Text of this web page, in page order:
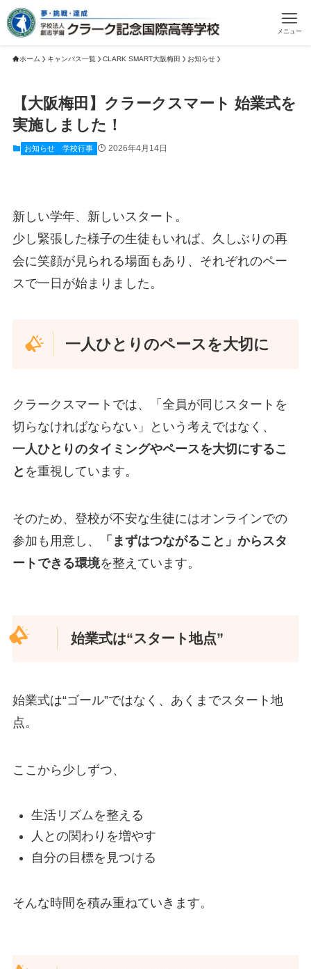
メニュー
ホーム キャンパス一覧 CLARK SMART大阪梅田 お知らせ
【大阪梅田】クラークスマート 始業式を
実施しました！
お知らせ 学校行事 2026年4月14日
新しい学年、新しいスタート。
少し緊張した様子の生徒もいれば、久しぶりの再
会に笑顔が見られる場面もあり、それぞれのペー
スで一日が始まりました。
一人ひとりのペースを大切に
クラークスマートでは、「全員が同じスタートを
切らなければならない」という考えではなく、
一人ひとりのタイミングやペースを大切にするこ
と を重視しています。
そのため、登校が不安な生徒にはオンラインでの
参加も用意し、
「まずはつながること」からスタ
ートできる環境を整えています。
始業式は“スタート地点”
始業式は“ゴール”ではなく、あくまでスタート地
点。
ここから少しずつ、
生活リズムを整える
人との関わりを増やす
自分の目標を見つける
そんな時間を積み重ねていきます。